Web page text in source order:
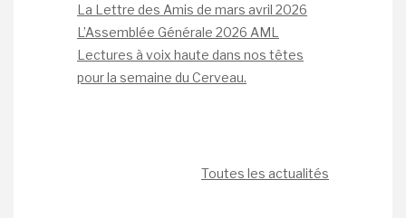
La Lettre des Amis de mars avril 2026
L’Assemblée Générale 2026 AML
Lectures à voix haute dans nos têtes
pour la semaine du Cerveau.
Toutes les actualités